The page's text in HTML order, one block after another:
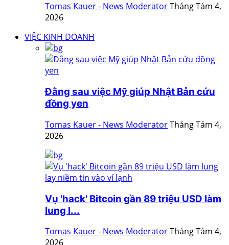
Tomas Kauer - News ModeratorTháng Tám 4,
2026
VIỆC KINH DOANH
Đằng sau việc Mỹ giúp Nhật Bản cứu
đồng yen
Tomas Kauer - News ModeratorTháng Tám 4,
2026
Vụ 'hack' Bitcoin gần 89 triệu USD làm
lung l...
Tomas Kauer - News ModeratorTháng Tám 4,
2026